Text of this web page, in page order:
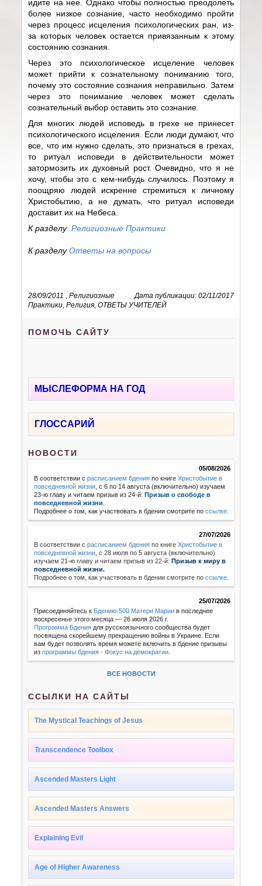
идите на нее. Однако чтобы полностью преодолеть
более низкое сознание, часто необходимо пройти
через процесс исцеления психологических ран, из-
за которых человек остается привязанным к этому
состоянию сознания.
Через это психологическое исцеление человек
может прийти к сознательному пониманию того,
почему это состояние сознания неправильно. Затем
через это понимание человек может сделать
сознательный выбор оставить это сознание.
Для многих людей исповедь в грехе не принесет
психологического исцеления. Если люди думают, что
все, что им нужно сделать, это признаться в грехах,
то ритуал исповеди в действительности может
затормозить их духовный рост. Очевидно, что я не
хочу, чтобы это с кем-нибудь случилось. Поэтому я
поощряю людей искренне стремиться к личному
Христобытию, а не думать, что ритуал исповеди
доставит их на Небеса.
К разделу Религиозные Практики
К разделуОтветы на вопросы
28/09/2011 Дата публикации: 02/11/2017
,Религиозные
Практики ,Религия ,ОТВЕТЫ УЧИТЕЛЕЙ
ПОМОЧЬ САЙТУ
МЫСЛЕФОРМА НА ГОД
ГЛОССАРИЙ
НОВОСТИ
05/08/2026
В соответствии срасписанием бдения по книгеХристобытие в
повседневной жизни , с 6 по 14 августа (включительно) изучаем
23-ю главу и читаем призыв из 24-й:Призыв о свободе в
повседневной жизни
Подробнее о том, как участвовать в бдении смотрите поссылке
27/07/2026
В соответствии с расписанием бдения по книгеХристобытие в
повседневной жизни с 28 июля по 5 августа (включительно)
изучаем 21-ю главу и читаем призыв из 22-й:Призыв к миру в
повседневной жизни.
Подробнее о том, как участвовать в бдении смотрите поссылке
25/07/2026
Присоединяйтесь к Бдению-500 Матери Марии в последнее
воскресенье этого месяца — 26 июля 2026 г.
Программа Бдения для русскоязычного сообщества будет
посвящена скорейшему прекращению войны в Украине. Если
вам будет позволять время можете включить в бдение призывы
изпрограммы бдения - Фокус на демократии
ВСЕ НОВОСТИ
ССЫЛКИ НА САЙТЫ
The Mystical Teachings of Jesus
Transcendence Toolbox
Ascended Masters Light
Ascended Masters Answers
Explaining Evil
Age of Higher Awareness